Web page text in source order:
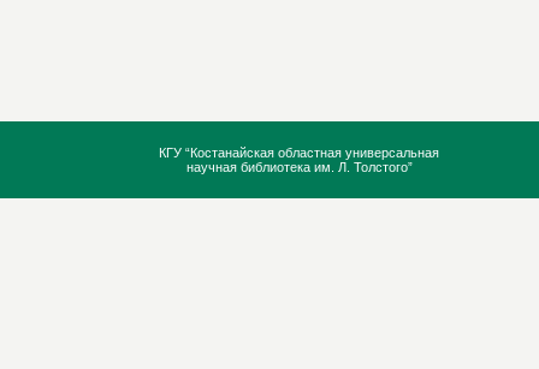
КГУ “Костанайская областная универсальная
научная библиотека им. Л. Толстого”